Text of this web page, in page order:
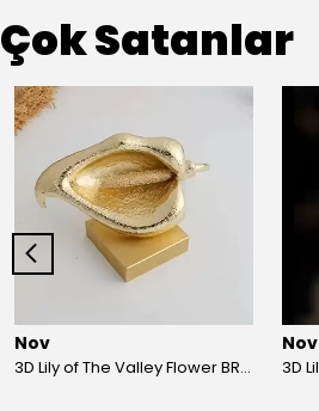
Çok Satanlar
Nov
3D Lily of The Valley Flower BRACELET G
Nov